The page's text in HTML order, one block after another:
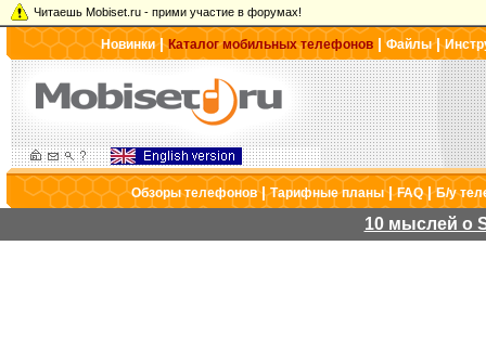
Читаешь Mobiset.ru - прими участие в форумах!
Новинки|Каталог мобильных телефонов |Файлы|
Обзоры телефонов|Тарифные планы|FAQ|Б/у
10 мыслей о